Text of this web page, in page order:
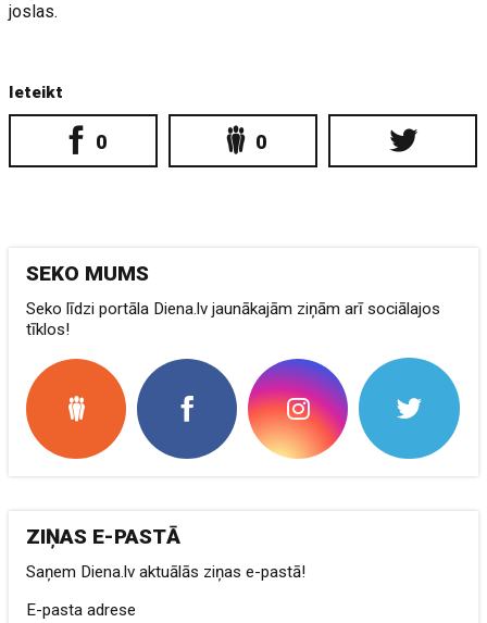
joslas.
Ieteikt
0 0
SEKO MUMS
Seko līdzi portāla Diena.lv jaunākajām ziņām arī sociālajos
tīklos!
ZIŅAS E-PASTĀ
Saņem Diena.lv aktuālās ziņas e-pastā!
E-pasta adrese